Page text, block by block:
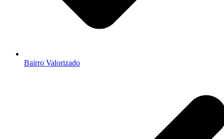
Bairro Valorizado